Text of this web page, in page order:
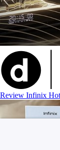
Review Infinix